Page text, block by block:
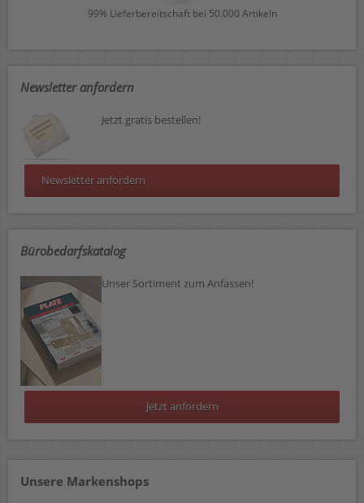
99% Lieferbereitschaft bei 50.000 Artikeln
Newsletter anfordern
Jetzt gratis bestellen!
Newsletter anfordern
Bürobedarfskatalog
Unser Sortiment zum Anfassen!
Jetzt anfordern
Unsere Markenshops